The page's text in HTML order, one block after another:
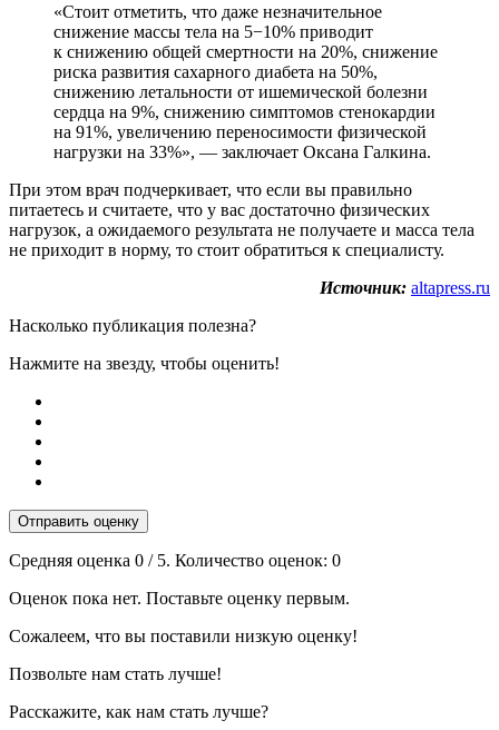
«Стоит отметить, что даже незначительное
снижение массы тела на 5−10% приводит
к снижению общей смертности на 20%, снижение
риска развития сахарного диабета на 50%,
снижению летальности от ишемической болезни
сердца на 9%, снижению симптомов стенокардии
на 91%, увеличению переносимости физической
нагрузки на 33%», — заключает Оксана Галкина.
При этом врач подчеркивает, что если вы правильно
питаетесь и считаете, что у вас достаточно физических
нагрузок, а ожидаемого результата не получаете и масса тела
не приходит в норму, то стоит обратиться к специалисту.
Источник: altapress.ru
Насколько публикация полезна?
Нажмите на звезду, чтобы оценить!
Отправить оценку
Средняя оценка 0 / 5. Количество оценок: 0
Оценок пока нет. Поставьте оценку первым.
Сожалеем, что вы поставили низкую оценку!
Позвольте нам стать лучше!
Расскажите, как нам стать лучше?